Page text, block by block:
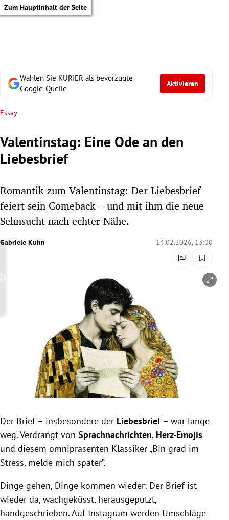
Zum Hauptinhalt der Seite
Untermenü
Untermenü
Untermenü
Untermenü
Untermenü
Untermenü
Wählen Sie KURIER als bevorzugte
Google-Quelle
Aktivieren
Essay
Valentinstag: Eine Ode an den
Liebesbrief
Romantik zum Valentinstag: Der Liebesbrief
feiert sein Comeback – und mit ihm die neue
Sehnsucht nach echter Nähe.
Gabriele Kuhn 14.02.2026, 13:00
Copyright-Hinweis öffnen/schließen
Der Brief – insbesondere der Liebesbrief – war lange
weg. Verdrängt von Sprachnachrichten, Herz-Emojis
und diesem omnipräsenten Klassiker „Bin grad im
Stress, melde mich später“.
Dinge gehen, Dinge kommen wieder: Der Brief ist
wieder da, wachgeküsst, herausgeputzt,
handgeschrieben. Auf Instagram werden Umschläge